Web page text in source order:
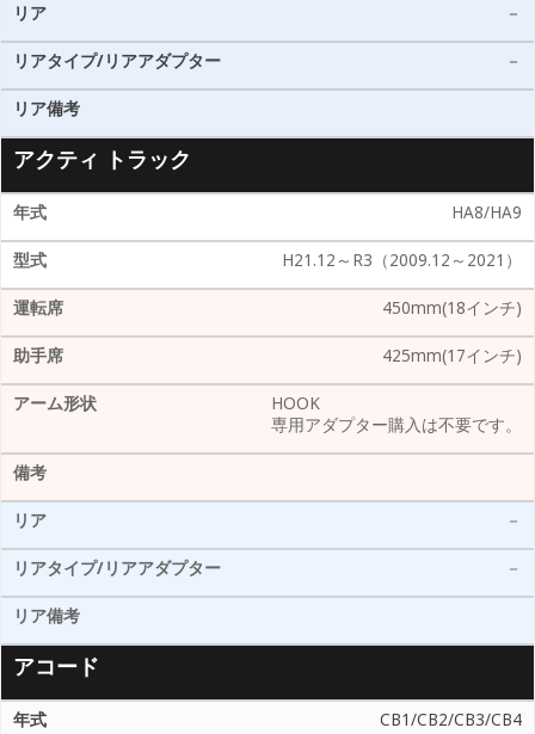
－
－
アクティ トラック
HA8/HA9
H21.12～R3（2009.12～2021）
450mm(18インチ)
425mm(17インチ)
HOOK
専用アダプター購入は不要です。
－
－
アコード
CB1/CB2/CB3/CB4